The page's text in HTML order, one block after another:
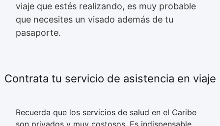
viaje que estés realizando, es muy probable
que necesites un visado además de tu
pasaporte.
Contrata tu servicio de asistencia en viaje
Recuerda que los servicios de salud en el Caribe
son privados y muy costosos. Es indispensable